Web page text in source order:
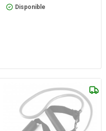
Disponible